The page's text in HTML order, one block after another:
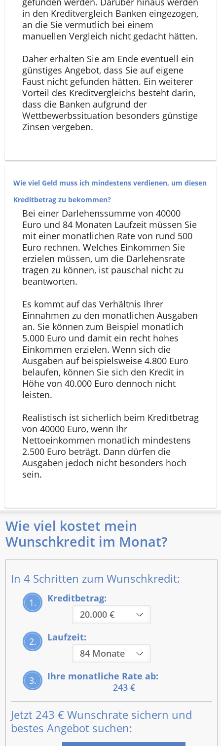
in den Kreditvergleich Banken eingezogen,
an die Sie vermutlich bei einem
manuellen Vergleich nicht gedacht hätten.
Daher erhalten Sie am Ende eventuell ein
günstiges Angebot, dass Sie auf eigene
Faust nicht gefunden hätten. Ein weiterer
Vorteil des Kreditvergleichs besteht darin,
dass die Banken aufgrund der
Wettbewerbssituation besonders günstige
Zinsen vergeben.
Wie viel Geld muss ich mindestens verdienen, um diesen
Kreditbetrag zu bekommen?
Bei einer Darlehenssumme von 40000
Euro und 84 Monaten Laufzeit müssen Sie
mit einer monatlichen Rate von rund 500
Euro rechnen. Welches Einkommen Sie
erzielen müssen, um die Darlehensrate
tragen zu können, ist pauschal nicht zu
beantworten.
Es kommt auf das Verhältnis Ihrer
Einnahmen zu den monatlichen Ausgaben
an. Sie können zum Beispiel monatlich
5.000 Euro und damit ein recht hohes
Einkommen erzielen. Wenn sich die
Ausgaben auf beispielsweise 4.800 Euro
belaufen, können Sie sich den Kredit in
Höhe von 40.000 Euro dennoch nicht
leisten.
Realistisch ist sicherlich beim Kreditbetrag
von 40000 Euro, wenn Ihr
Nettoeinkommen monatlich mindestens
2.500 Euro beträgt. Dann dürfen die
Ausgaben jedoch nicht besonders hoch
sein.
Wie viel kostet mein
Wunschkredit im Monat?
In 4 Schritten zum Wunschkredit:
1. Kreditbetrag:
2. Laufzeit:
3.
Ihre monatliche Rate ab:
243 €
Jetzt 243 € Wunschrate sichern und
bestes Angebot suchen: